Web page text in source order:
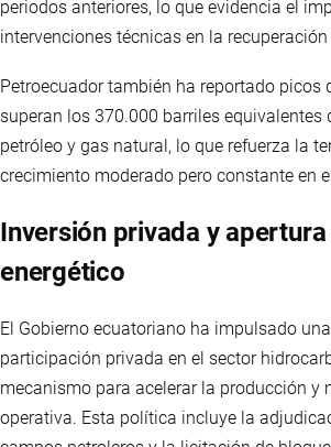
periodos anteriores, lo que evidencia el
intervenciones técnicas en la recuperación
Petroecuador también ha reportado picos
superan los 370.000 barriles equivalentes
petróleo y gas natural, lo que refuerza la
crecimiento moderado pero constante en
Inversión privada y
energético
El Gobierno ecuatoriano ha impulsado
participación privada en el sector
mecanismo para acelerar la producción y
operativa. Esta política incluye la